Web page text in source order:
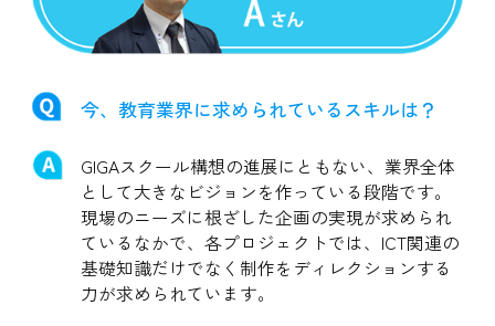
今、教育業界に求められているスキルは？
GIGAスクール構想の進展にともない、業界全体
として大きなビジョンを作っている段階です。
現場のニーズに根ざした企画の実現が求められ
ているなかで、各プロジェクトでは、ICT関連の
基礎知識だけでなく制作をディレクションする
力が求められています。